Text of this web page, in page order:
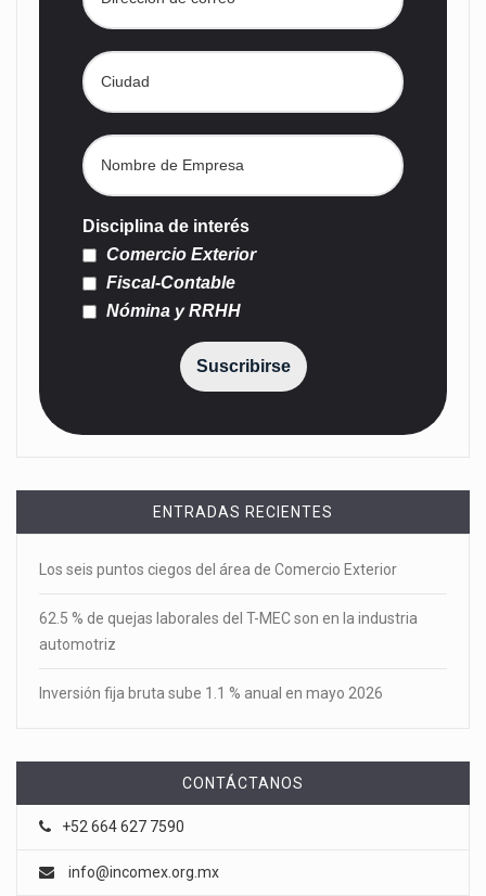
Disciplina de interés
Comercio Exterior
Fiscal-Contable
Nómina y RRHH
Suscribirse
ENTRADAS RECIENTES
Los seis puntos ciegos del área de Comercio Exterior
62.5 % de quejas laborales del T-MEC son en la industria
automotriz
Inversión fija bruta sube 1.1 % anual en mayo 2026
CONTÁCTANOS
+52 664 627 7590
info@incomex.org.mx